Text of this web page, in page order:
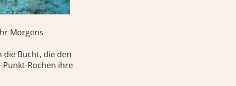
Morgens
Bucht, die den
Rochen ihre